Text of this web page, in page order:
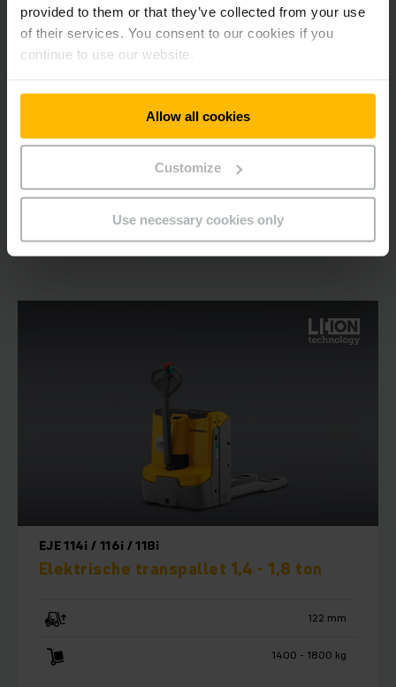
provided to them or that they’ve collected from your use
of their services. You consent to our cookies if you
continue to use our website.
Allow all cookies
Customize
Use necessary cookies only
Schaarhefwagen 1,5 ton
1500 kg
EJE 114i / 116i / 118i
Elektrische transpallet 1,4 - 1,8 ton
122 mm
1400 - 1800 kg